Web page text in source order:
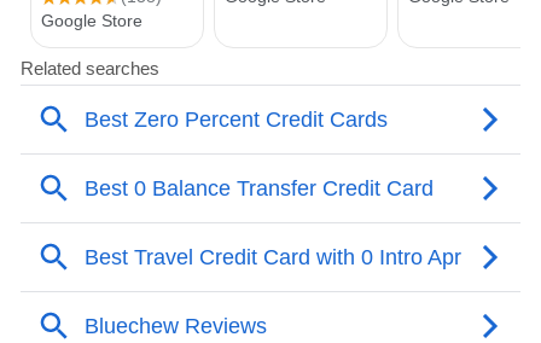
目前荣耀已推出荣耀 90 GT / 80 GT、X50 GT
/ X40 GT / X40 GT 竞速版、荣耀平板 GT Pro
等后缀带 GT 的手机和平板类产品。